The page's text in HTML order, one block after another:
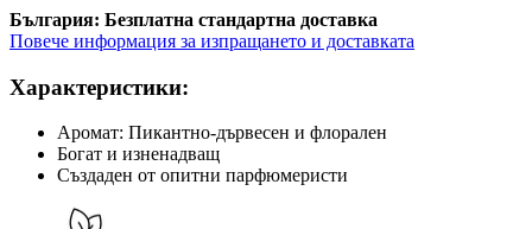
България: Безплатна стандартна доставка
Повече информация за изпращането и доставката
Характеристики:
Аромат: Пикантно-дървесен и флорален
Богат и изненадващ
Създаден от опитни парфюмеристи